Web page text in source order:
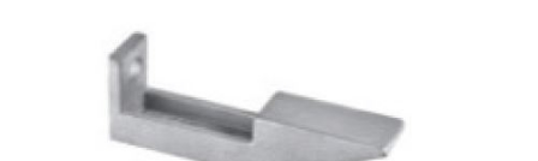
Balamale portita sticla
Balamale usi armonice
Set toc usa sticla